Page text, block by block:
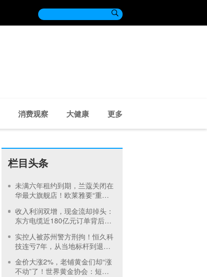

消费观察 大健康 更多
栏目头条
未满六年租约到期，兰蔻关闭在
华最大旗舰店！欧莱雅要“重
收入利润双增，现金流却掉头：
东方电缆近180亿元订单背后的
实控人被苏州警方刑拘！恒久科
技连亏7年，从当地标杆到退市
金价大涨2%，老铺黄金们却“涨
不动”了！世界黄金协会：短期